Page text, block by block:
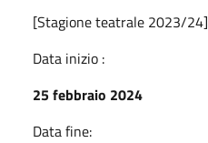
[Stagione teatrale 2023/24]
Data inizio :
25 febbraio 2024
Data fine: